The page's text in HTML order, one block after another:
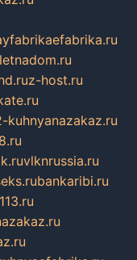
z-host.ru
kuhnyanazakaz.ru
vlknrussia.ru
bankaribi.ru